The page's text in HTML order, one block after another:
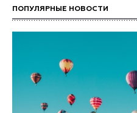
ПОПУЛЯРНЫЕ НОВОСТИ